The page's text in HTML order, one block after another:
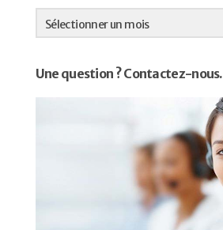
Tous
les
articles
Sélectionner un mois
Une question ? Contactez-nous.